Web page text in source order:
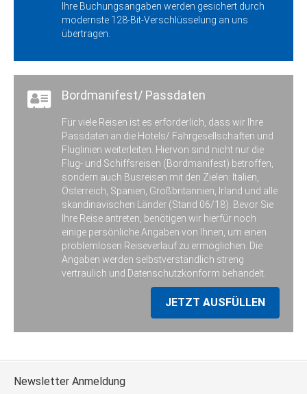
Ihre Buchungsangaben werden gesichert durch
modernste 128-Bit-Verschlüsselung an uns
übertragen.
Bordmanifest/ Passdaten
Für viele Reisen ist es erforderlich, dass wir Ihre
Passdaten an die Hotels/ Fährgesellschaften und
Fluglinien weiterleiten. Hiervon sind nicht nur die
Flug- und Schiffsreisen (Bordmanifest) betroffen,
sondern auch Busreisen mit den Zielen: Italien,
Österreich, Spanien, Großbritannien, Irland und alle
skandinavischen Länder (Stand 06/18). Bevor Sie
Ihre Reise antreten, benötigen wir hierfür noch
einige persönliche Angaben von Ihnen, um einen
problemlosen Reiseverlauf zu ermöglichen. Die
Angaben werden selbstverständlich streng
vertraulich und Datenschutzkonform behandelt.
JETZT AUSFÜLLEN
Newsletter Anmeldung